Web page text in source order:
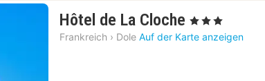
Hôtel de La Cloche 1
Nacht
, 3 Sterne
Frankreich › Dole Auf der Karte anzeigen